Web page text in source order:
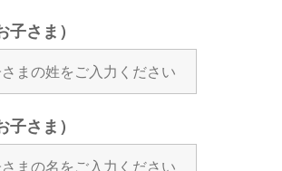
子さま）
子さま）